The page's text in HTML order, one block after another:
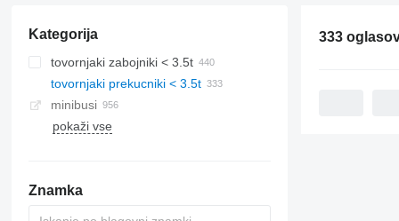
Kategorija
tovornjaki zabojniki < 3.5t
tovornjaki prekucniki < 3.5t
minibusi
pokaži vse
Znamka
333